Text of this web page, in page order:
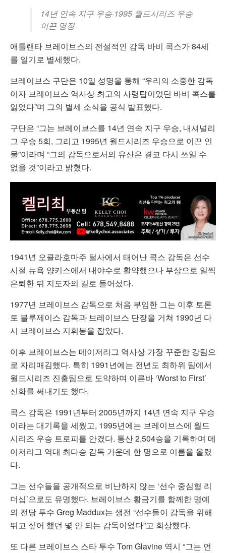
14년 연속 지구 우승·1995 월드시리즈 우승
이끈 명장
애틀랜타 브레이브스의 전설적인 감독 바비 콕스가 84세
를 일기로 별세했다.
브레이브스 구단은 10일 성명을 통해 “우리의 소중한 감독
이자 브레이브스 역사상 최고의 사령탑이었던 바비 콕스를
잃었다”며 그의 별세 소식을 공식 발표했다.
구단은 “그는 브레이브스를 14년 연속 지구 우승, 내셔널리
그 우승 5회, 그리고 1995년 월드시리즈 우승으로 이끈 인
물”이라며 “그의 감독으로서의 유산은 결코 다시 쓰일 수
없을 것”이라고 밝혔다.
1941년 오클라호마주 털사에서 태어난 콕스 감독은 선수
시절 뉴욕 양키스에서 내야수로 활약했으나 부상으로 일찍
은퇴한 뒤 지도자의 길로 들어섰다.
1977년 브레이브스 감독으로 처음 부임한 그는 이후 토론
토 블루제이스 감독과 브레이브스 단장을 거쳐 1990년 다
시 브레이브스 지휘봉을 잡았다.
이후 브레이브스는 메이저리그 역사상 가장 꾸준한 강팀으
로 자리매김했다. 특히 1991년에는 전년도 최하위 팀에서
월드시리즈 진출팀으로 도약하며 이른바 ‘Worst to First’
신화를 써내기도 했다.
콕스 감독은 1991년부터 2005년까지 14년 연속 지구 우승
이라는 대기록을 세웠고, 1995년에는 브레이브스에 월드
시리즈 우승 트로피를 안겼다. 통산 2,504승을 기록하며 메
이저리그 역대 최다승 감독 가운데 한 명으로 이름을 올렸
다.
그는 선수들을 공개적으로 비난하지 않는 ‘선수 중심형 리
더십’으로도 유명했다. 브레이브스 황금기를 함께한 명예
의 전당 투수 Greg Maddux는 생전 “선수들이 감독을 위해
뛰고 싶어 했던 몇 안 되는 감독이었다”고 회상했다.
또 다른 브레이브스 스타 투수 Tom Glavine 역시 “그는 언